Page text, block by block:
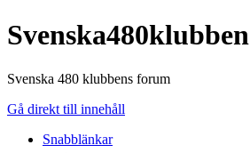
Svenska480klubben
Svenska 480 klubbens forum
Gå direkt till innehåll
Snabblänkar